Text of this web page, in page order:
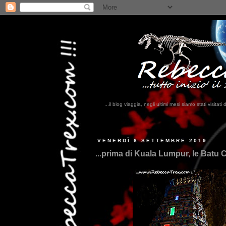
...il blog viaggia, negli ultimi mesi siamo stati
...qui
VENERDÌ 6 SETTEMBRE 2019
...prima di Kuala Lumpur, le Batu